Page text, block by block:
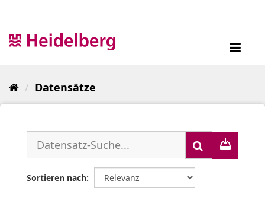
Datensätze
Sortieren nach